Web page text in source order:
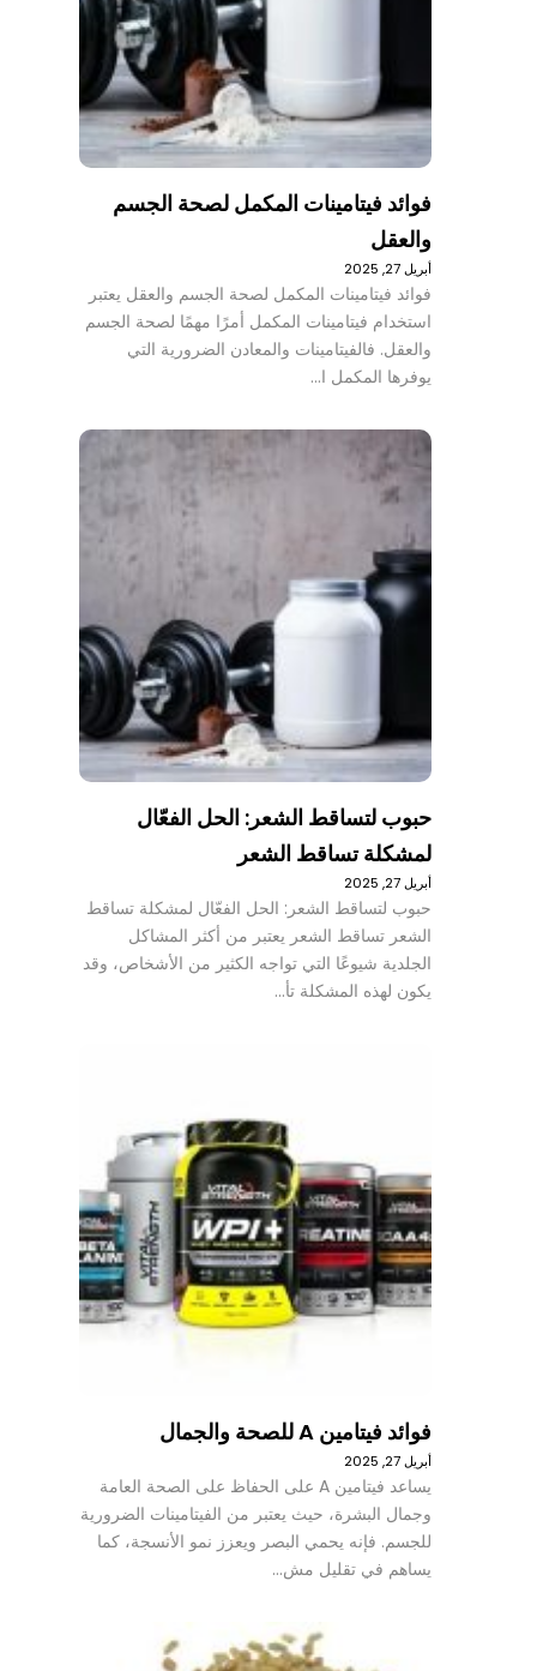
فوائد فيتامينات المكمل لصحة الجسم
والعقل
أبريل 27, 2025
فوائد فيتامينات المكمل لصحة الجسم والعقل يعتبر
استخدام فيتامينات المكمل أمرًا مهمًا لصحة الجسم
والعقل. فالفيتامينات والمعادن الضرورية التي
يوفرها المكمل ا…
حبوب لتساقط الشعر: الحل الفعّال
لمشكلة تساقط الشعر
أبريل 27, 2025
حبوب لتساقط الشعر: الحل الفعّال لمشكلة تساقط
الشعر تساقط الشعر يعتبر من أكثر المشاكل
الجلدية شيوعًا التي تواجه الكثير من الأشخاص، وقد
يكون لهذه المشكلة تأ…
فوائد فيتامين A للصحة والجمال
أبريل 27, 2025
يساعد فيتامين A على الحفاظ على الصحة العامة
وجمال البشرة، حيث يعتبر من الفيتامينات الضرورية
للجسم. فإنه يحمي البصر ويعزز نمو الأنسجة، كما
يساهم في تقليل مش…